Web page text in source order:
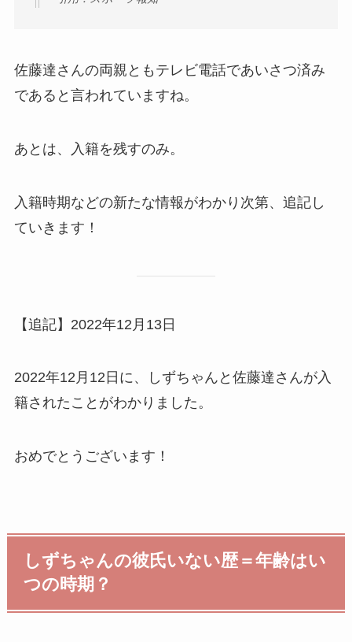
佐藤達さんの両親ともテレビ電話であいさつ済み
であると言われていますね。
あとは、入籍を残すのみ。
入籍時期などの新たな情報がわかり次第、追記し
ていきます！
【追記】2022年12月13日
2022年12月12日に、しずちゃんと佐藤達さんが入
籍されたことがわかりました。
おめでとうございます！
しずちゃんの彼氏いない歴＝年齢はい
つの時期？